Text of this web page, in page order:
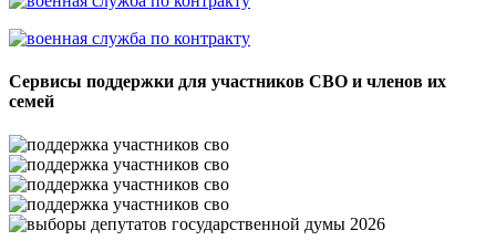
Сервисы поддержки для участников СВО и членов их
семей